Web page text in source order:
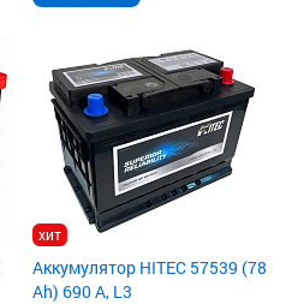
хит
Аккумулятор HITEC 57539 (78
Ah) 690 А, L3